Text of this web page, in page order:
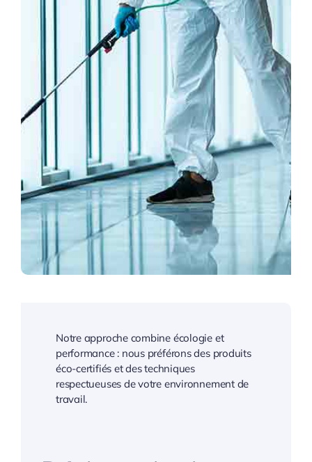
Notre approche combine écologie et
performance : nous préférons des produits
éco-certifiés et des techniques
respectueuses de votre environnement de
travail.